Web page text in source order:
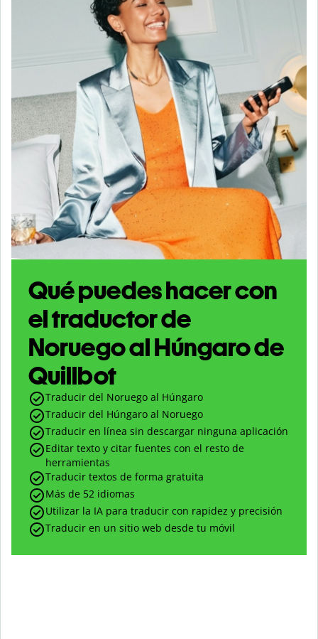
Qué puedes hacer con
el traductor de
Noruego al Húngaro de
Quillbot
Traducir del Noruego al Húngaro
Traducir del Húngaro al Noruego
Traducir en línea sin descargar ninguna aplicación
Editar texto y citar fuentes con el resto de
herramientas
Traducir textos de forma gratuita
Más de 52 idiomas
Utilizar la IA para traducir con rapidez y precisión
Traducir en un sitio web desde tu móvil